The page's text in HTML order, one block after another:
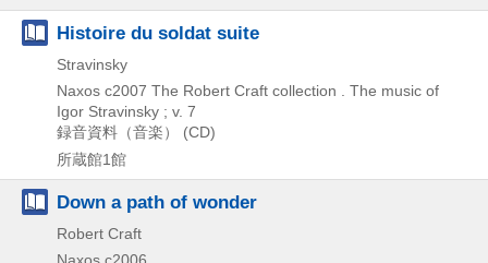
Histoire du soldat suite
Stravinsky
Naxos c2007 The Robert Craft collection . The music of
Igor Stravinsky ; v. 7
録音資料（音楽） (CD)
所蔵館1館
Down a path of wonder
Robert Craft
Naxos c2006